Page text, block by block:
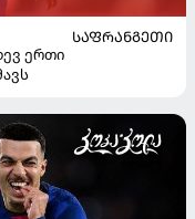
ᲡᲐᲤᲠᲐᲜᲒᲔᲗᲘ
ერთი